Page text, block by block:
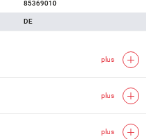
85369010
DE
plus
plus
plus